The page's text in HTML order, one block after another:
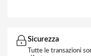
Sicurezza
Tutte le transazioni